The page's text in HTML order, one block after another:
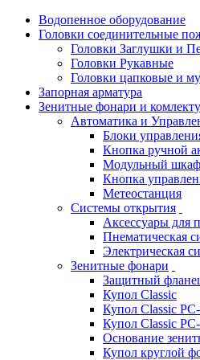
Водопенное оборудование
Головки соединительные
Головки Заглушки и
Головки Рукавные
Головки цапковые и
Запорная арматура
Зенитные фонари и
Автоматика и
Блоки
Кнопка ручной
Модульный
Кнопка
Метеостанция
Системы открытия
Аксессуары для
Пнематическая
Электрическая
Зенитные фонари
Защитный
Купол Classic
Купол Classic
Купол Classic
Основание
Купол круглой